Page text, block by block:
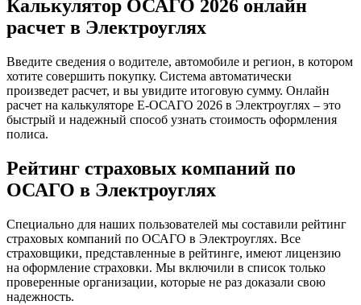
Калькулятор ОСАГО 2026 онлайн
расчет в Электроуглях
Введите сведения о водителе, автомобиле и регион, в котором
хотите совершить покупку. Система автоматически
произведет расчет, и вы увидите итоговую сумму. Онлайн
расчет на калькуляторе Е-ОСАГО 2026 в Электроуглях – это
быстрый и надежный способ узнать стоимость оформления
полиса.
Рейтинг страховых компаний по
ОСАГО в Электроуглях
Специально для наших пользователей мы составили рейтинг
страховых компаний по ОСАГО в Электроуглях. Все
страховщики, представленные в рейтинге, имеют лицензию
на оформление страховки. Мы включили в список только
проверенные организации, которые не раз доказали свою
надежность.